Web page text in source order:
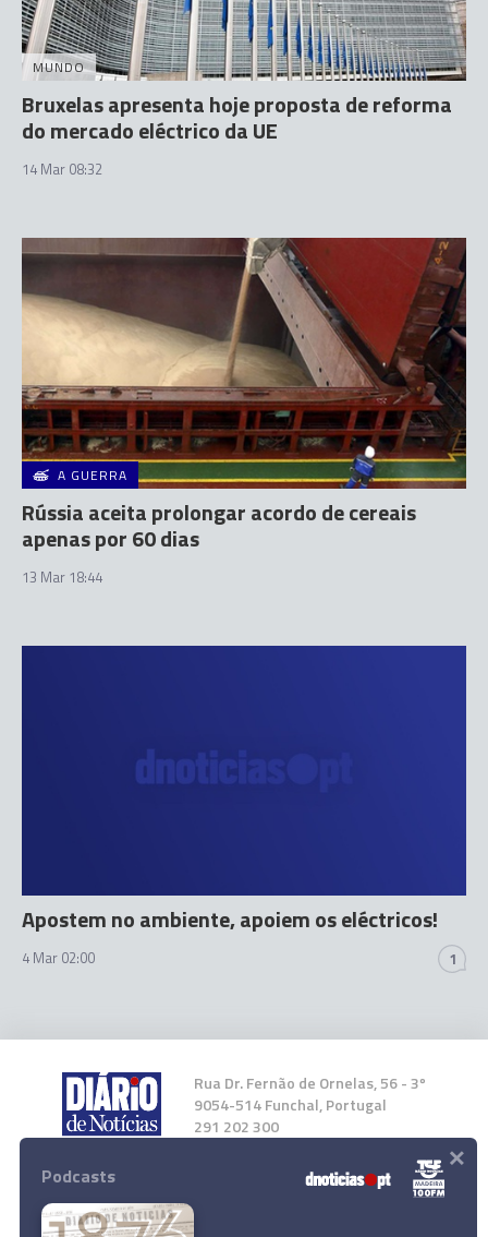
MUNDO
Bruxelas apresenta hoje proposta de reforma
do mercado eléctrico da UE
14 Mar 08:32
A GUERRA
Rússia aceita prolongar acordo de cereais
apenas por 60 dias
13 Mar 18:44
Apostem no ambiente, apoiem os eléctricos!
4 Mar 02:00 1
Rua Dr. Fernão de Ornelas, 56 - 3º
9054-514 Funchal, Portugal
291 202 300
Instale a nossa App
Podcasts ×